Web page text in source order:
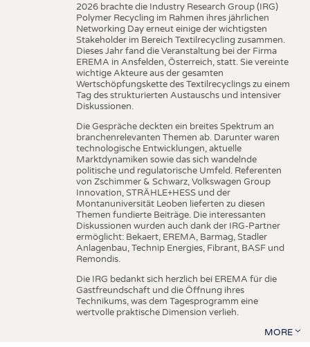
2026 brachte die Industry Research Group (IRG)
Polymer Recycling im Rahmen ihres jährlichen
Networking Day erneut einige der wichtigsten
Stakeholder im Bereich Textilrecycling zusammen.
Dieses Jahr fand die Veranstaltung bei der Firma
EREMA in Ansfelden, Österreich, statt. Sie vereinte
wichtige Akteure aus der gesamten
Wertschöpfungskette des Textilrecyclings zu einem
Tag des strukturierten Austauschs und intensiver
Diskussionen.
Die Gespräche deckten ein breites Spektrum an
branchenrelevanten Themen ab. Darunter waren
technologische Entwicklungen, aktuelle
Marktdynamiken sowie das sich wandelnde
politische und regulatorische Umfeld. Referenten
von Zschimmer & Schwarz, Volkswagen Group
Innovation, STRÄHLE+HESS und der
Montanuniversität Leoben lieferten zu diesen
Themen fundierte Beiträge. Die interessanten
Diskussionen wurden auch dank der IRG-Partner
ermöglicht: Bekaert, EREMA, Barmag, Stadler
Anlagenbau, Technip Energies, Fibrant, BASF und
Remondis.
Die IRG bedankt sich herzlich bei EREMA für die
Gastfreundschaft und die Öffnung ihres
Technikums, was dem Tagesprogramm eine
wertvolle praktische Dimension verlieh.
MORE